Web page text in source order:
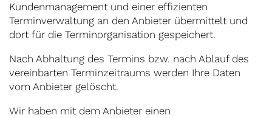
Kundenmanagement und einer effizienten
Terminverwaltung an den Anbieter übermittelt und
dort für die Terminorganisation gespeichert.
Nach Abhaltung des Termins bzw. nach Ablauf des
vereinbarten Terminzeitraums werden Ihre Daten
vom Anbieter gelöscht.
Wir haben mit dem Anbieter einen